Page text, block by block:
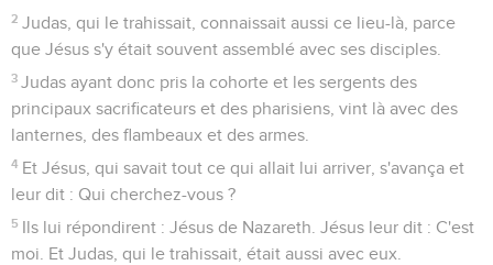
2 Judas, qui le trahissait, connaissait aussi ce lieu-là, parce
que Jésus s'y était souvent assemblé avec ses disciples.
3 Judas ayant donc pris la cohorte et les sergents des
principaux sacrificateurs et des pharisiens, vint là avec des
lanternes, des flambeaux et des armes.
4 Et Jésus, qui savait tout ce qui allait lui arriver, s'avança et
leur dit : Qui cherchez-vous ?
5 Ils lui répondirent : Jésus de Nazareth. Jésus leur dit : C'est
moi. Et Judas, qui le trahissait, était aussi avec eux.